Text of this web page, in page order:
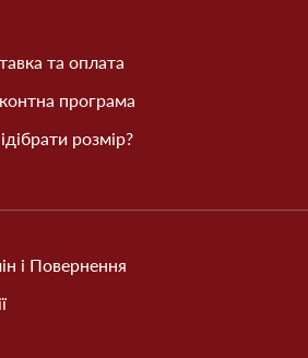
та оплата
програма
розмір?
і Повернення